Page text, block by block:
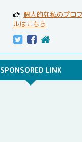
個人的な私のプロ
ルはこちら
SPONSORED LINK